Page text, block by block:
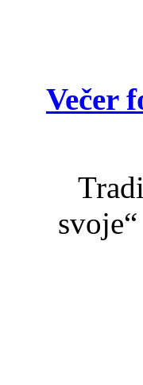
Večer